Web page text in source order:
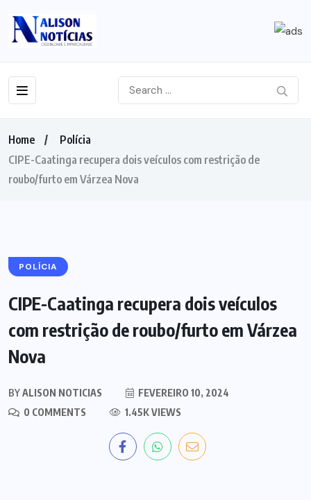
Home
Polícia
CIPE-Caatinga recupera dois veículos com restrição de
roubo/furto em Várzea Nova
POLÍCIA
CIPE-Caatinga recupera dois veículos
com restrição de roubo/furto em Várzea
Nova
BYALISON NOTICIAS
FEVEREIRO 10, 2024
0 COMMENTS
1.45K VIEWS